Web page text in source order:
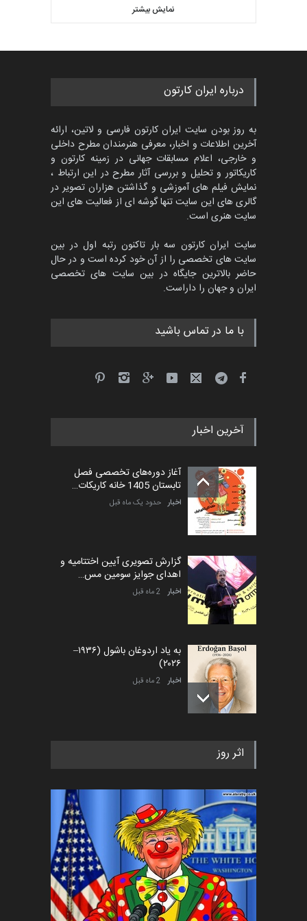
کاریکاتور «البغلی…
پنجمین مسابقۀ بین‌المللی
کارتون CARTUNION ، …
جشنواره بین‌المللی کارتون
مدارس پرتغال، ۲۰۲۷
مهلت 4 ماه دیگر
پنجمین مسابقۀ بین‌المللی
کارتون طنز «کلاه‌ای…
مهلت
گالری حدود یک ماه قبل
نمایش بیشتر
درباره ایران کارتون
به روز بودن سایت ایران کارتون فارسی و لاتین، ارائه
آخرین اطلاعات و اخبار، معرفی هنرمندان مطرح داخلی
و خارجی، اعلام مسابقات جهانی در زمینه کارتون و
کاریکاتور و تحلیل و بررسی آثار مطرح در این ارتباط ،
نمایش فیلم های آموزشی و گذاشتن هزاران تصویر در
گالری های این سایت تنها گوشه ای از فعالیت های این
سایت هنری است.
سایت ایران کارتون سه بار تاکنون رتبه اول در بین
سایت های تخصصی را از آن خود کرده است و در حال
حاضر بالاترین جایگاه در بین سایت های تخصصی
ایران و جهان را داراست.
با ما در تماس باشید
آخرین اخبار
آغاز دوره‌های تخصصی فصل
تابستان 1405 خانه کاریکات…
اخبار حدود یک ماه قبل
گزارش تصویری آیین اختتامیه و
اهدای جوایز سومین مس…
اخبار 2 ماه قبل
به یاد اردوغان باشول (۱۹۳۶–
۲۰۲۶)
اخبار 2 ماه قبل
رویداد کارگاهی کارتون و پوستر
اخبار 6 ماه قبل
فراخوان رویداد کارگاهی کارتون و
پوستر "ایران سربل…
اخبار 6 ماه قبل
اثر روز